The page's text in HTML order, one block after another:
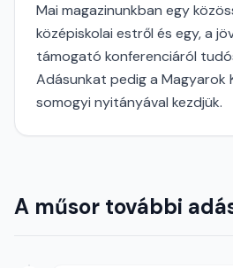
Mai magazinunkban egy
középiskolai estről és egy, a
támogató konferenciáról
Adásunkat pedig a Magyarok
somogyi nyitányával kezdjük.
A műsor további